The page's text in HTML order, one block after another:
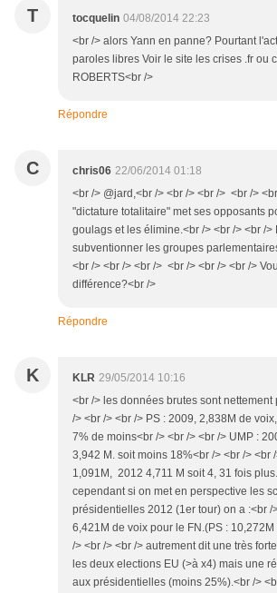
T tocquelin 04/08/2014 22:23
<br /> alors Yann en panne? Pourtant
paroles libres Voir le site les crises .fr ou
ROBERTS<br />
Répondre
C chris06 22/06/2014 01:18
<br /> @jard,<br /> <br /> <br /> <br />
"dictature totalitaire" met ses opposants
goulags et les élimine.<br /> <br /> <br />
subventionner les groupes
<br /> <br /> <br /> <br /> <br /> <br />
différence?<br />
Répondre
K KLR 29/05/2014 10:16
<br /> les données brutes sont nettement
/> <br /> <br /> PS : 2009, 2,838M de
7% de moins<br /> <br /> <br /> UMP :
3,942 M. soit moins 18%<br /> <br /> <br
1,091M, 2012 4,711 M soit 4, 31 fois
cependant si on met en perspective les
présidentielles 2012 (1er tour) on a :<br /
6,421M de voix pour le FN.(PS :
/> <br /> <br /> autrement dit une très
les deux elections EU (>à x4) mais une
aux présidentielles (moins 25%).<br />